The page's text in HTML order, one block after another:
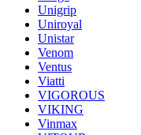
Unigrip
Uniroyal
Unistar
Venom
Ventus
Viatti
VIGOROUS
VIKING
Vinmax